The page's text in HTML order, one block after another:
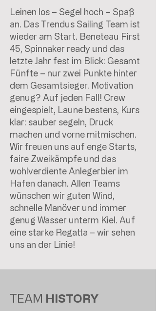
Leinen los – Segel hoch – Spaß
an. Das Trendus Sailing Team ist
wieder am Start. Beneteau First
45, Spinnaker ready und das
letzte Jahr fest im Blick: Gesamt
Fünfte – nur zwei Punkte hinter
dem Gesamtsieger. Motivation
genug? Auf jeden Fall! Crew
eingespielt, Laune bestens, Kurs
klar: sauber segeln, Druck
machen und vorne mitmischen.
Wir freuen uns auf enge Starts,
faire Zweikämpfe und das
wohlverdiente Anlegerbier im
Hafen danach. Allen Teams
wünschen wir guten Wind,
schnelle Manöver und immer
genug Wasser unterm Kiel. Auf
eine starke Regatta – wir sehen
uns an der Linie!
TEAM HISTORY